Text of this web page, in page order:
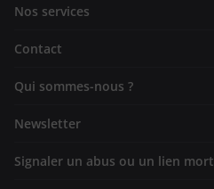
Nos services
Contact
Qui sommes-nous ?
Newsletter
Signaler un abus ou un lien mort